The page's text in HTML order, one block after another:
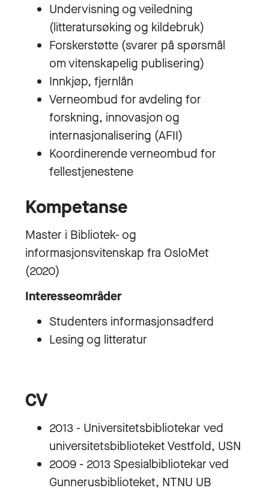
Undervisning og veiledning
(litteratursøking og kildebruk)
Forskerstøtte (svarer på spørsmål
om vitenskapelig publisering)
Innkjøp, fjernlån
Verneombud for avdeling for
forskning, innovasjon og
internasjonalisering (AFII)
Koordinerende verneombud for
fellestjenestene
Kompetanse
Master i Bibliotek- og
informasjonsvitenskap fra OsloMet
(2020)
Interesseområder
Studenters informasjonsadferd
Lesing og litteratur
CV
2013 - Universitetsbibliotekar ved
universitetsbiblioteket Vestfold, USN
2009 - 2013 Spesialbibliotekar ved
Gunnerusbiblioteket, NTNU UB